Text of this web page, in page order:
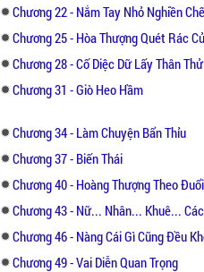
——
Hoàng thượng liên tiếp
cắm sừng, bị đồn liệt
cao nhân nào đó xuyên
Hắn thấy nàng quý phi
cung cũng cùng ở đó.
cúi người hành lễ.
Lại không nghĩ rằng
kia, lại tiến về phía hắn
Chương 22 - Nắm Tay Nhỏ Nghiền
Chương 25 - Hòa Thượng Quét Rác
Chương 28 - Cố Diệc Dữ Lấy Thân
Chương 31 - Giò Heo Hầm
Chương 34 - Làm Chuyện Bẩn Thỉu
Chương 37 - Biến Thái
Chương 40 - Hoàng Thượng Theo
Chương 43 - Nữ... Nhân... Khuê... Các
Chương 46 - Nàng Cái Gì Cũng Đều
Chương 49 - Vai Diễn Quan Trọng